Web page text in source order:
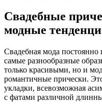
Свадебные
модные
Свадебная мода постоянно
самые разнообразные
только красивыми, но и
романтичные прически.
укладки, всевозможная
с фатами различной